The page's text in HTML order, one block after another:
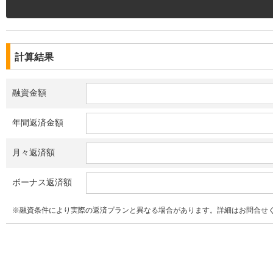
計算結果
融資金額
年間返済金額
月々返済額
ボーナス返済額
※融資条件により実際の返済プランと異なる場合があります。詳細はお問合せ